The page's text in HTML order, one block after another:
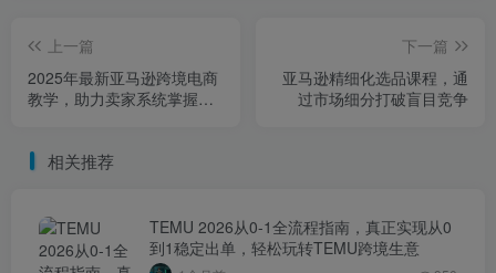
上一篇
2025年最新亚马逊跨境电商
教学，助力卖家系统掌握亚
下一篇
亚马逊精细化选品课程，通
过市场细分打破盲目竞争
相关推荐
TEMU 2026从0-1全流程指南，真正实现从0
到1稳定出单，轻松玩转TEMU跨境生意